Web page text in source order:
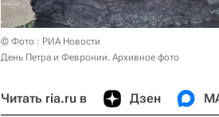
© Фото : РИА Новости
День Петра и Февронии. Архивное фото
Читать ria.ru в Дзен